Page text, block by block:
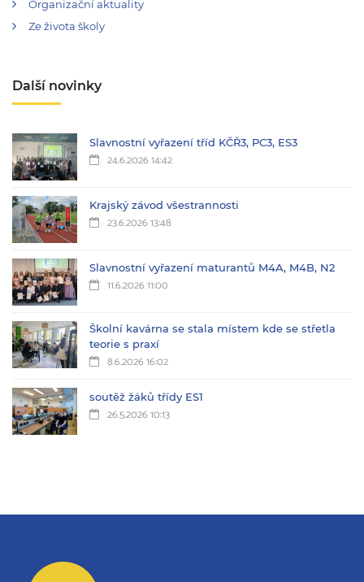
Organizační aktuality
Ze života školy
Další novinky
Slavnostní vyřazení tříd KČŘ3, PC3, ES3
24.6.2026 14:42
Krajský závod všestrannosti
23.6.2026 13:48
Slavnostní vyřazení maturantů M4A, M4B, N2
11.6.2026 11:00
Školní kavárna se stala místem kde se střetla
teorie s praxí
8.6.2026 16:02
soutěž žáků třídy ES1
26.5.2026 10:13